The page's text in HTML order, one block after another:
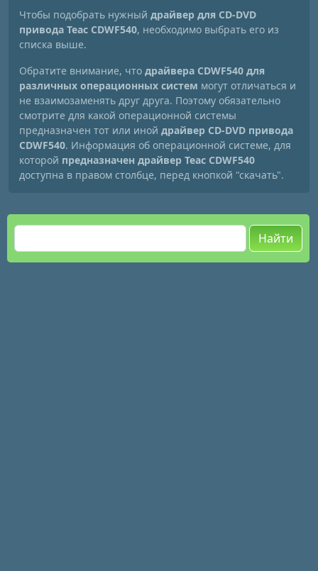
Чтобы подобрать нужный драйвер для CD-DVD
привода Teac CDWF540, необходимо выбрать его из
списка выше.
Обратите внимание, что драйвера CDWF540 для
различных операционных систем могут отличаться и
не взаимозаменять друг друга. Поэтому обязательно
смотрите для какой операционной системы
предназначен тот или иной драйвер CD-DVD привода
CDWF540. Информация об операционной системе, для
которой предназначен драйвер Teac CDWF540
доступна в правом столбце, перед кнопкой "скачать".
Найти